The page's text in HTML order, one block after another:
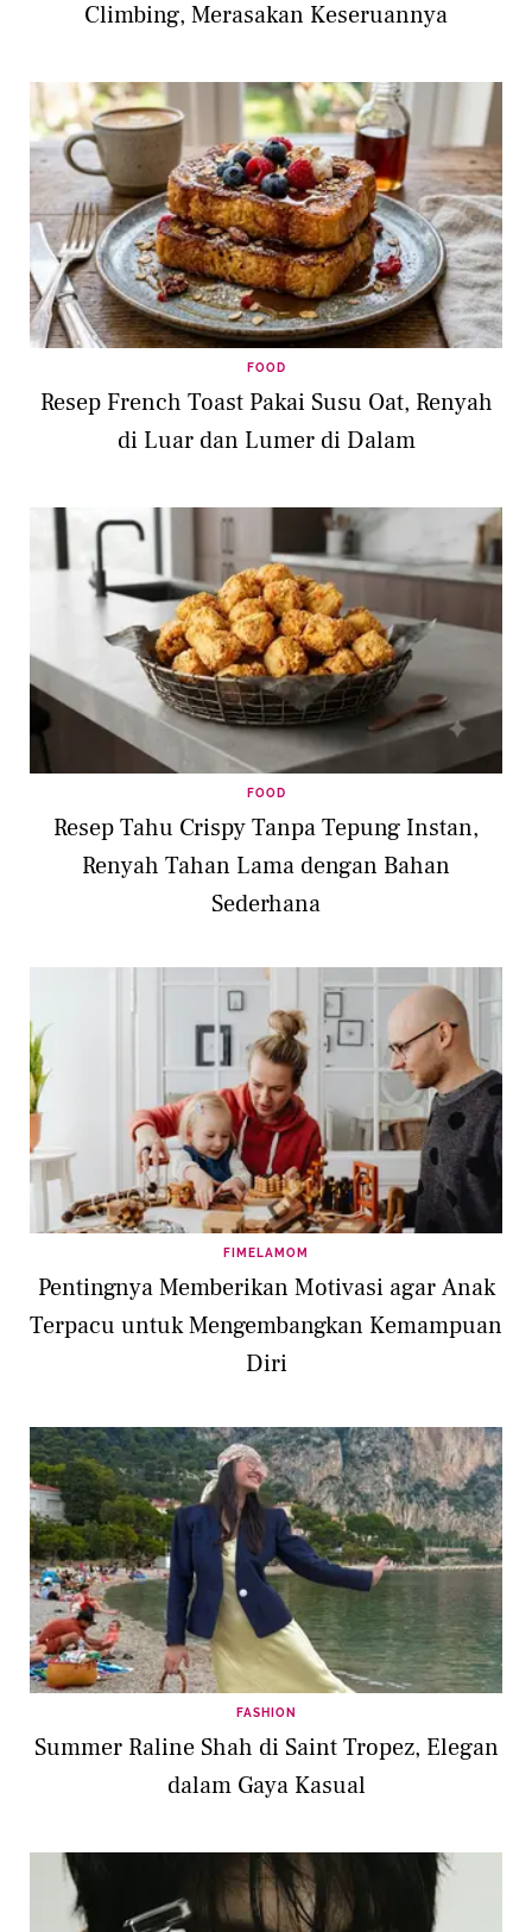
Climbing, Merasakan Keseruannya
FOOD
Resep French Toast Pakai Susu Oat, Renyah
di Luar dan Lumer di Dalam
FOOD
Resep Tahu Crispy Tanpa Tepung Instan,
Renyah Tahan Lama dengan Bahan
Sederhana
FIMELAMOM
Pentingnya Memberikan Motivasi agar Anak
Terpacu untuk Mengembangkan Kemampuan
Diri
FASHION
Summer Raline Shah di Saint Tropez, Elegan
dalam Gaya Kasual